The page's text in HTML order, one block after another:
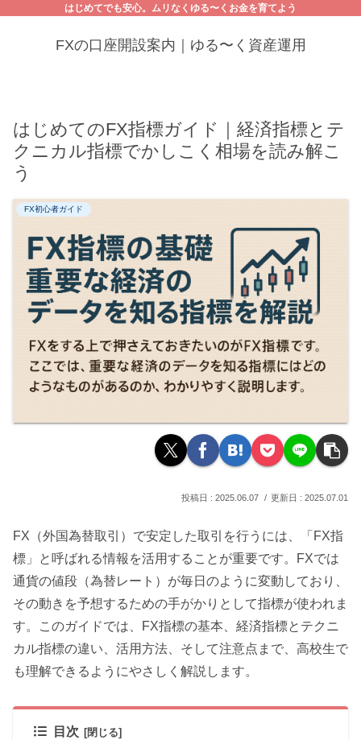
はじめてでも安心。ムリなくゆる〜くお金を育てよう
FXの口座開設案内｜ゆる〜く資産運用
はじめてのFX指標ガイド｜経済指標とテ
クニカル指標でかしこく相場を読み解こ
う
FX初心者ガイド
2025.06.07 2025.07.01
FX（外国為替取引）で安定した取引を行うには、「FX指
標」と呼ばれる情報を活用することが重要です。FXでは
通貨の値段（為替レート）が毎日のように変動しており、
その動きを予想するための手がかりとして指標が使われま
す。このガイドでは、FX指標の基本、経済指標とテクニ
カル指標の違い、活用方法、そして注意点まで、高校生で
も理解できるようにやさしく解説します。
目次